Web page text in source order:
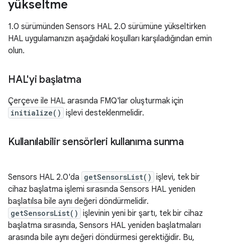
yükseltme
1.0 sürümünden Sensors HAL 2.0 sürümüne yükseltirken
HAL uygulamanızın aşağıdaki koşulları karşıladığından emin
olun.
HAL'yi başlatma
Çerçeve ile HAL arasında FMQ'lar oluşturmak için
initialize() işlevi desteklenmelidir.
Kullanılabilir sensörleri kullanıma sunma
Sensors HAL 2.0'da getSensorsList() işlevi, tek bir
cihaz başlatma işlemi sırasında Sensors HAL yeniden
başlatılsa bile aynı değeri döndürmelidir.
getSensorsList() işlevinin yeni bir şartı, tek bir cihaz
başlatma sırasında, Sensors HAL yeniden başlatmaları
arasında bile aynı değeri döndürmesi gerektiğidir. Bu,